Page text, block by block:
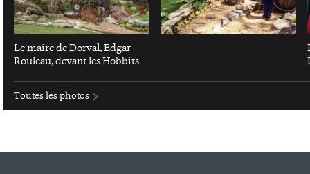
Le maire de Dorval, Edgar
Rouleau, devant les Hobbits
Toutes les photos